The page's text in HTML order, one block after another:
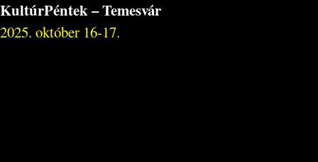
KultúrPéntek – Temesvár
2025. október 16-17.